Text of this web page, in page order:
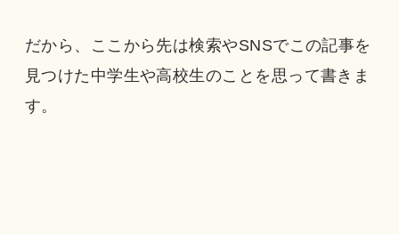
だから、ここから先は検索やSNSでこの記事を
見つけた中学生や高校生のことを思って書きま
す。